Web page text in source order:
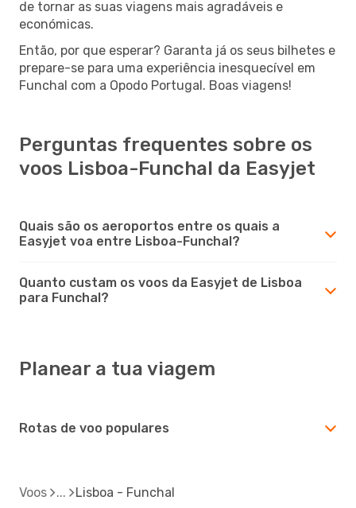
de tornar as suas viagens mais agradáveis e
económicas.
Então, por que esperar? Garanta já os seus bilhetes e
prepare-se para uma experiência inesquecível em
Funchal com a Opodo Portugal. Boas viagens!
Perguntas frequentes sobre os
voos Lisboa-Funchal da Easyjet
Quais são os aeroportos entre os quais a
Easyjet voa entre Lisboa-Funchal?
Quanto custam os voos da Easyjet de Lisboa
para Funchal?
Planear a tua viagem
Rotas de voo populares
Voos Lisboa - Funchal